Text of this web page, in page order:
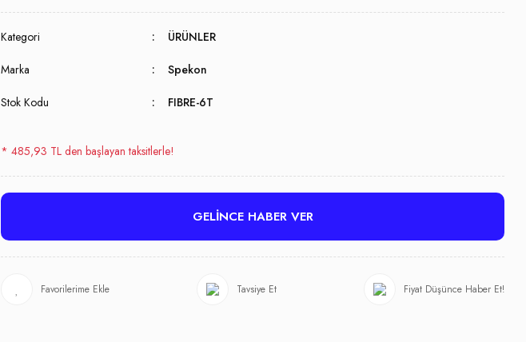
Kategori ÜRÜNLER
Marka Spekon
Stok Kodu FIBRE-6T
* 485,93 TL den başlayan taksitlerle!
GELİNCE HABER VER
Tavsiye Et Fiyat Düşünce Haber Et!